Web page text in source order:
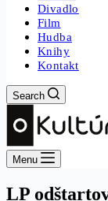
Divadlo
Film
Hudba
Knihy
Kontakt
Search
Menu
LP